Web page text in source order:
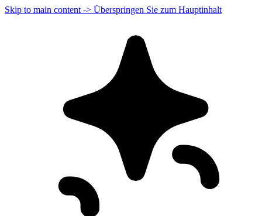
Skip to main content -> Überspringen Sie zum Hauptinhalt